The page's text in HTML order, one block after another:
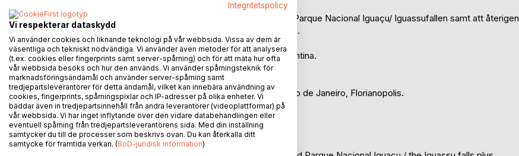
Grundidé och huvudsyfte: Att få uppleva Patagonien och Parque Nacional Iguaçu/ Iguassufallen samt att återigen
uppleva nya delar av världens längsta bergskedja Anderna.
Via:
- start Argentina. Söderut till prioriterade Patagonien/Argentina.
- Patagonien i Chile och södra Chile med Anderna.
- Anderna i Argentina och västra Argentina.
- Brazil västra och södra delar med Iguaçu, Ouro Preto, Rio de Janeiro, Florianopolis.
- Uruguay, Rio de la Plata och avslut i Buenos Aires.
In English.
Integritetspolicy
Vi respekterar dataskydd
Vi använder cookies och liknande teknologi på vår webbsida. Vissa av dem är
väsentliga och tekniskt nödvändiga. Vi använder även metoder för att analysera
(t.ex. cookies eller fingerprints samt server-spårning) och för att mäta hur ofta
vår webbsida besöks och hur den används. Vi använder spårningsteknik för
marknadsföringsändamål och använder server-spårning samt
tredjepartsleverantörer för detta ändamål, vilket kan innebära användning av
cookies, fingerprints, spårningspixlar och IP-adresser på olika enheter. Vi
bäddar även in tredjepartsinnehåll från andra leverantörer (videoplattformar) på
vår webbsida. Vi har inget inflytande över den vidare databehandlingen eller
eventuell spårning från tredjepartsleverantörens sida. Med din inställning
samtycker du till de processer som beskrivs ovan. Du kan återkalla ditt
samtycke för framtida verkan. (BoD-juridisk information)